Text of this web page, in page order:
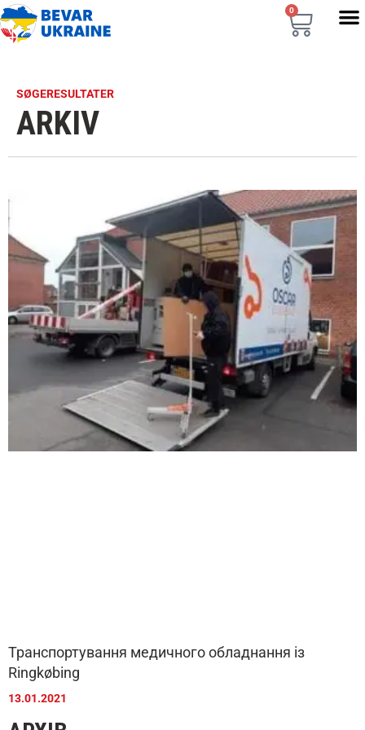
0
SØGERESULTATER
ARKIV
Транспортування медичного обладнання із
Ringkøbing
13.01.2021